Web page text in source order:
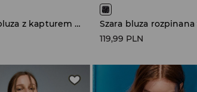
Rozpinana bluza z kapturem Von Dutch czarna
119,99 PLN